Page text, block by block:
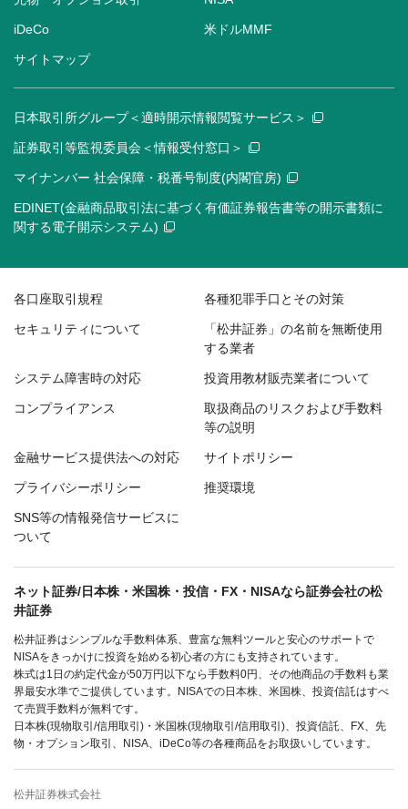
iDeCo 米ドルMMF
サイトマップ
日本取引所グループ＜適時開示情報閲覧サービス＞
証券取引等監視委員会＜情報受付窓口＞
マイナンバー 社会保障・税番号制度(内閣官房)
EDINET(金融商品取引法に基づく有価証券報告書等の開示書類に
関する電子開示システム)
各口座取引規程 各種犯罪手口とその対策
セキュリティについて
「松井証券」の名前を無断使用
する業者
システム障害時の対応 投資用教材販売業者について
コンプライアンス
取扱商品のリスクおよび手数料
等の説明
金融サービス提供法への対応 サイトポリシー
プライバシーポリシー 推奨環境
SNS等の情報発信サービスに
ついて
ネット証券/日本株・米国株・投信・FX・NISAなら証券会社の松
井証券
松井証券はシンプルな手数料体系、豊富な無料ツールと安心のサポートで
NISAをきっかけに投資を始める初心者の方にも支持されています。
株式は1日の約定代金が50万円以下なら手数料0円、その他商品の手数料も業
界最安水準でご提供しています。NISAでの日本株、米国株、投資信託はすべ
て売買手数料が無料です。
日本株(現物取引/信用取引)・米国株(現物取引/信用取引)、投資信託、FX、先
物・オプション取引、NISA、iDeCo等の各種商品をお取扱いしています。
松井証券株式会社